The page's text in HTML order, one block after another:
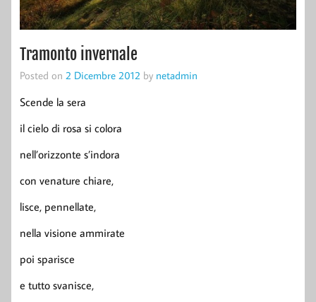
Tramonto invernale
Posted on 2 Dicembre 2012 by netadmin
Scende la sera
il cielo di rosa si colora
nell’orizzonte s’indora
con venature chiare,
lisce, pennellate,
nella visione ammirate
poi sparisce
e tutto svanisce,